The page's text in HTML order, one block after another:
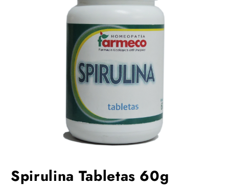
Spirulina Tabletas 60g